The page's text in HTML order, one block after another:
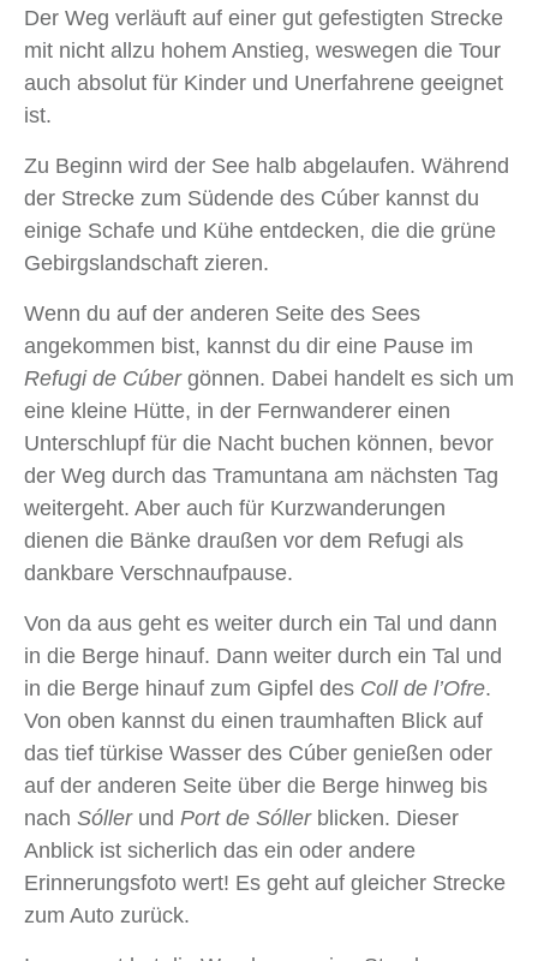
Der Weg verläuft auf einer gut gefestigten Strecke
mit nicht allzu hohem Anstieg, weswegen die Tour
auch absolut für Kinder und Unerfahrene geeignet
ist.
Zu Beginn wird der See halb abgelaufen. Während
der Strecke zum Südende des Cúber kannst du
einige Schafe und Kühe entdecken, die die grüne
Gebirgslandschaft zieren.
Wenn du auf der anderen Seite des Sees
angekommen bist, kannst du dir eine Pause im
Refugi de Cúbergönnen. Dabei handelt es sich um
eine kleine Hütte, in der Fernwanderer einen
Unterschlupf für die Nacht buchen können, bevor
der Weg durch das Tramuntana am nächsten Tag
weitergeht. Aber auch für Kurzwanderungen
dienen die Bänke draußen vor dem Refugi als
dankbare Verschnaufpause.
Von da aus geht es weiter durch ein Tal und dann
in die Berge hinauf. Dann weiter durch ein Tal und
in die Berge hinauf zum Gipfel des Coll de l’Ofre.
Von oben kannst du einen traumhaften Blick auf
das tief türkise Wasser des Cúber genießen oder
auf der anderen Seite über die Berge hinweg bis
nach Sóllerund Port de Sóllerblicken. Dieser
Anblick ist sicherlich das ein oder andere
Erinnerungsfoto wert! Es geht auf gleicher Strecke
zum Auto zurück.